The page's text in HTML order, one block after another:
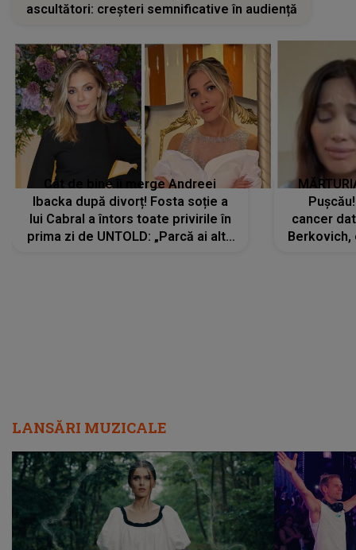
ascultători: creșteri semnificative în audiență
Cât de bine îi merge Andreei
Ibacka după divorț! Fosta soție a
lui Cabral a întors toate privirile în
prima zi de UNTOLD: „Parcă ai altă
cancer
Berkovich,
LANSĂRI MUZICALE